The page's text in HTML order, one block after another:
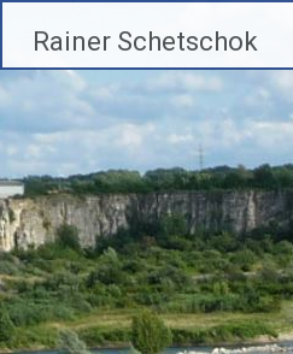
Inhalt
springen
Rainer Schetschok